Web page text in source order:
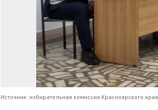
Источник: избирательная комиссия Красноярского края